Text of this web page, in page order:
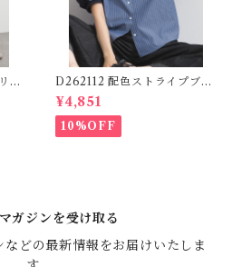
ン
/
D262112 配色ストライプブラ
ウス / Color Block Stripe R
elaxed Blouse 【re-stock】
¥4,851
10%OFF
ガジンを受け取る
どの最新情報をお届けいたしま